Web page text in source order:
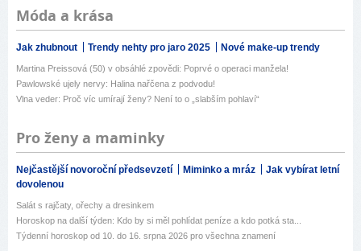
Móda a krása
Jak zhubnout Trendy nehty pro jaro 2025 Nové make-up trendy
Martina Preissová (50) v obsáhlé zpovědi: Poprvé o operaci manžela!
Pawlowské ujely nervy: Halina nařčena z podvodu!
Vlna veder: Proč víc umírají ženy? Není to o „slabším pohlaví“
Pro ženy a maminky
Nejčastější novoroční předsevzetí Miminko a mráz
Jak vybírat letní
dovolenou
Salát s rajčaty, ořechy a dresinkem
Horoskop na další týden: Kdo by si měl pohlídat peníze a kdo potká sta...
Týdenní horoskop od 10. do 16. srpna 2026 pro všechna znamení